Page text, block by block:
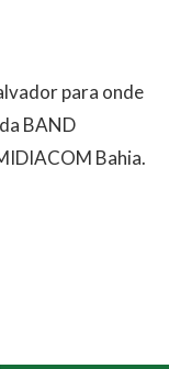
para onde
BAND
Bahia.